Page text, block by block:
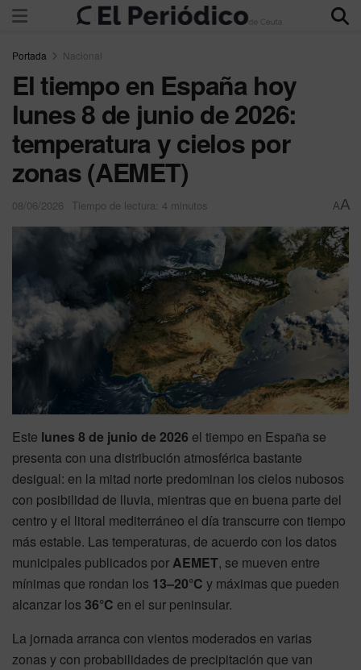
Portada Nacional
El tiempo en España hoy
lunes 8 de junio de 2026:
temperatura y cielos por
zonas (AEMET)
08/06/2026 Tiempo de lectura: 4 minutos AA
Este lunes 8 de junio de 2026 el tiempo en España se
presenta con una distribución atmosférica bastante
desigual: en la mitad norte predominan los cielos nubosos
con posibilidad de lluvia, mientras que en buena parte del
centro y el litoral mediterráneo el día transcurre con tiempo
más estable. Las temperaturas, de acuerdo con los datos
municipales publicados porAEMET, se mueven entre
mínimas que rondan los 13–20°C y máximas que pueden
alcanzar los 36°C en el sur peninsular.
La jornada arranca con vientos moderados en varias
zonas y con probabilidades de precipitación que van